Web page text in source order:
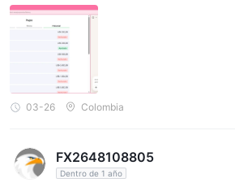
03-26 Colombia
FX2648108805
Dentro de 1 año